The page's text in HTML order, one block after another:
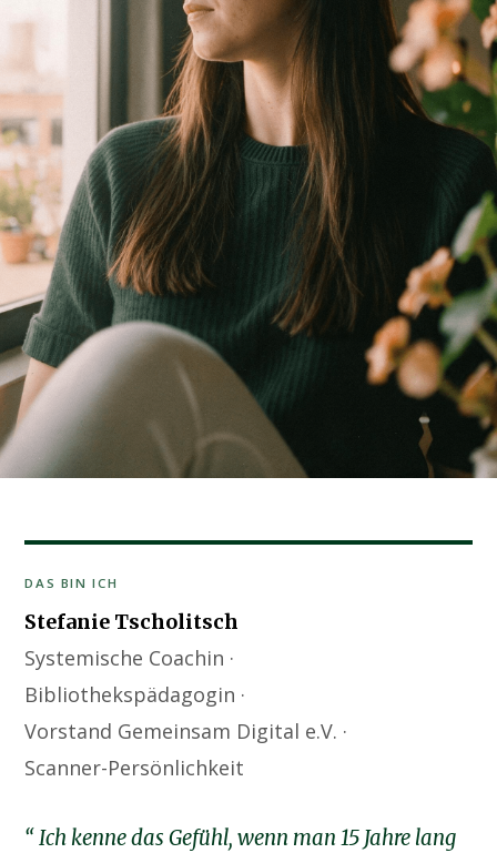
DAS BIN ICH
Stefanie Tscholitsch
Systemische Coachin ·
Bibliothekspädagogin ·
Vorstand Gemeinsam Digital e.V. ·
Scanner-Persönlichkeit
Ich kenne das Gefühl, wenn man 15 Jahre lang